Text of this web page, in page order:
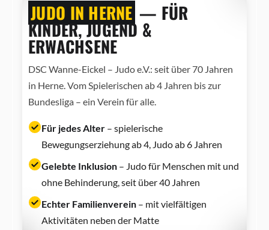
JUDO IN HERNE — FÜR
KINDER, JUGEND &
ERWACHSENE
DSC Wanne-Eickel – Judo e.V.: seit über 70 Jahren
in Herne. Vom Spielerischen ab 4 Jahren bis zur
Bundesliga – ein Verein für alle.
Für jedes Alter– spielerische
Bewegungserziehung ab 4, Judo ab 6 Jahren
Gelebte Inklusion– Judo für Menschen mit und
ohne Behinderung, seit über 40 Jahren
Echter Familienverein– mit vielfältigen
Aktivitäten neben der Matte